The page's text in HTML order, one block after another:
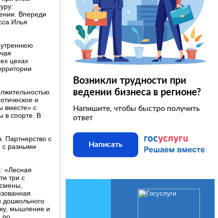
Впереди
Илья
цехах
и
вместе» с
в спорте. В
Партнерство с
с разными
«Лесная
три с
дошкольного
мышление и
по
Возникли трудности при
ведении бизнеса в регионе?
Напишите, чтобы быстро получить
ответ
Написать